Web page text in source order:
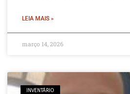
LEIA MAIS »
março 14, 2026
INVENTÁRIO